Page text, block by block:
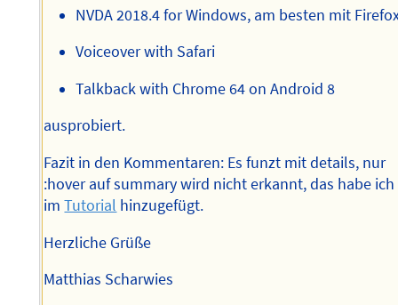
NVDA 2018.4 for Windows, am besten mit
Voiceover with Safari
Talkback with Chrome 64 on Android 8
ausprobiert.
Fazit in den Kommentaren: Es funzt mit details, nur
:hover auf summary wird nicht erkannt, das habe ich
imTutorial hinzugefügt.
Herzliche Grüße
Matthias Scharwies